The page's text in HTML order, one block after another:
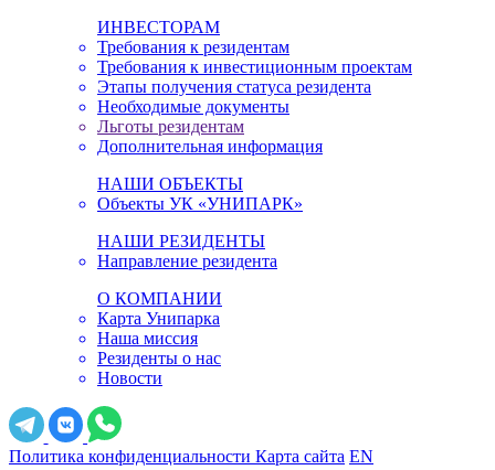
ИНВЕСТОРАМ
Требования к резидентам
Требования к инвестиционным проектам
Этапы получения статуса резидента
Необходимые документы
Льготы резидентам
Дополнительная информация
НАШИ ОБЪЕКТЫ
Объекты УК «УНИПАРК»
НАШИ РЕЗИДЕНТЫ
Направление резидента
О КОМПАНИИ
Карта Унипарка
Наша миссия
Резиденты о нас
Новости
Политика конфиденциальности Карта сайта EN